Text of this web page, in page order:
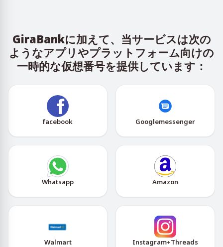
GiraBankに加えて、当サービスは次の
ようなアプリやプラットフォーム向けの
一時的な仮想番号を提供しています：
facebook Googlemessenger
Whatsapp Amazon
Walmart Instagram+Threads